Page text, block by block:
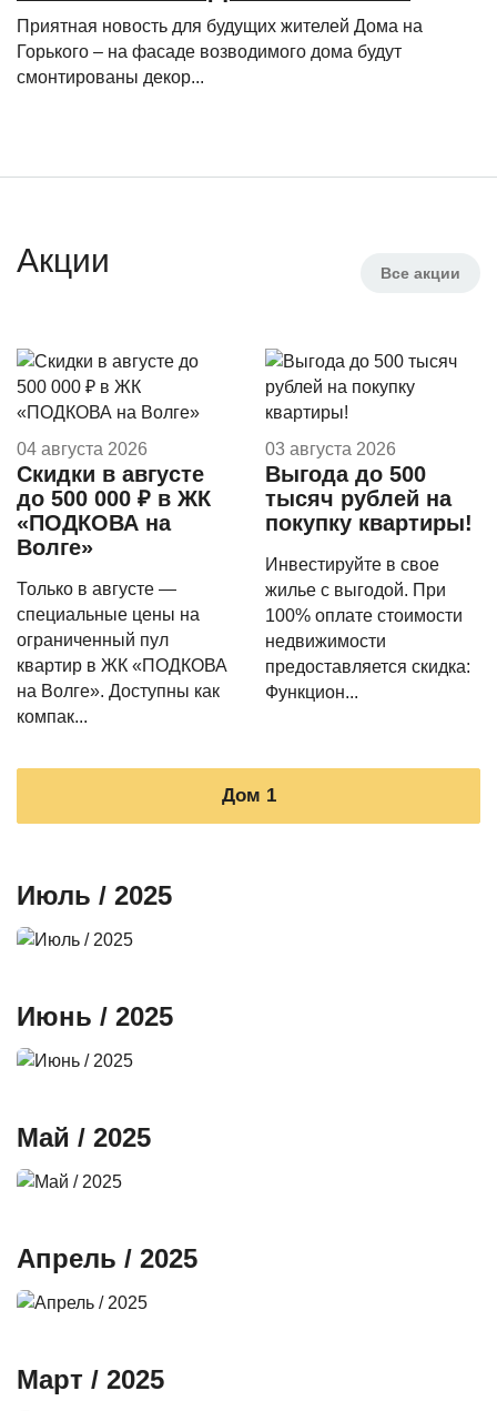
Приятная новость для будущих жителей Дома на
Горького – на фасаде возводимого дома будут
смонтированы декор...
Акции Все акции
04 августа 2026
Скидки в августе
до 500 000 ₽ в ЖК
«ПОДКОВА на
Волге»
Только в августе —
специальные цены на
ограниченный пул
квартир в ЖК «ПОДКОВА
на Волге». Доступны как
компак...
03 августа 2026
Выгода до 500
тысяч рублей на
покупку квартиры!
Инвестируйте в свое
жилье с выгодой. При
100% оплате стоимости
недвижимости
предоставляется скидка:
Функцион...
Дом 1
Июль / 2025
Июнь / 2025
Май / 2025
Апрель / 2025
Март / 2025